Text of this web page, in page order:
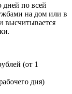
дней по всей
на дом или в
высчитывается
(от 1
дня)